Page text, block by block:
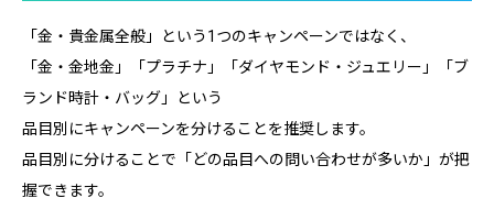
「金・貴金属全般」という1つのキャンペーンではなく、
「金・金地金」「プラチナ」「ダイヤモンド・ジュエリー」「ブ
ランド時計・バッグ」という
品目別にキャンペーンを分けることを推奨します。
品目別に分けることで「どの品目への問い合わせが多いか」が把
握できます。